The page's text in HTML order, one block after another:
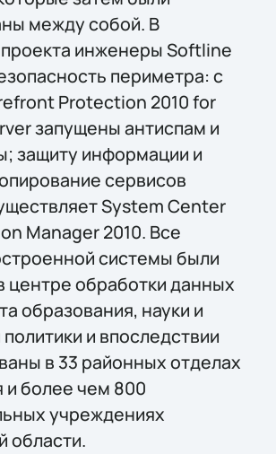
между собой. В
инженеры Softline
периметра: с
Protection 2010 for
запущены антиспам и
защиту информации и
сервисов
System Center
Manager 2010. Все
системы были
обработки данных
образования, науки и
и впоследствии
в 33 районных отделах
и более чем 800
учреждениях
области.